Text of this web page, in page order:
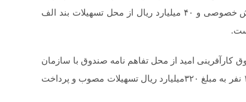
به بهره‌برداری رسید که ۱۶۰ میلیارد ریال آن سرمایه‌گذاری بخش خصوصی و ۴۰ میلیارد ریال از محل تسهیلات بند الف
کارآفرینی امید از محل تفاهم نامه صندوق با سازمان
میراث فرهنگی ، گردشگری و صنایع دستی استان تاکنون به ۱۰۶ نفر به مبلغ ۳۲۰میلیارد ریال تسهیلات مصوب و پرداخت